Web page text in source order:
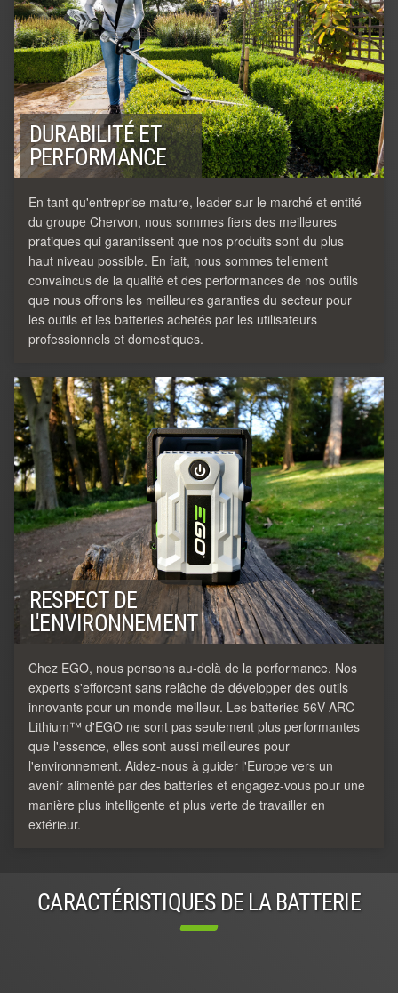
DURABILITÉ ET
PERFORMANCE
En tant qu'entreprise mature, leader sur le marché et entité
du groupe Chervon, nous sommes fiers des meilleures
pratiques qui garantissent que nos produits sont du plus
haut niveau possible. En fait, nous sommes tellement
convaincus de la qualité et des performances de nos outils
que nous offrons les meilleures garanties du secteur pour
les outils et les batteries achetés par les utilisateurs
professionnels et domestiques.
RESPECT DE
L'ENVIRONNEMENT
Chez EGO, nous pensons au-delà de la performance. Nos
experts s'efforcent sans relâche de développer des outils
innovants pour un monde meilleur. Les batteries 56V ARC
Lithium™ d'EGO ne sont pas seulement plus performantes
que l'essence, elles sont aussi meilleures pour
l'environnement. Aidez-nous à guider l'Europe vers un
avenir alimenté par des batteries et engagez-vous pour une
manière plus intelligente et plus verte de travailler en
extérieur.
CARACTÉRISTIQUES DE LA BATTERIE